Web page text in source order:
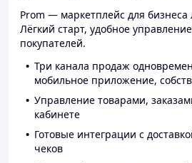
Prom — маркетплейс для
Лёгкий старт, удобное
покупателей.
Три канала продаж
мобильное приложение,
Управление товарами,
кабинете
Готовые интеграции с
чеков